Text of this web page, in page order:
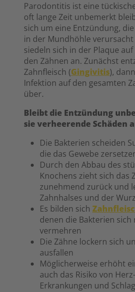
Parodontitis ist eine
oft lange Zeit unbemerkt
sich um eine Entzündung,
in der Mundhöhle verursacht
siedeln sich in der Plaque
den Zähnen an. Zunächst
Zahnfleisch (Gingivitis),
Infektion auf den gesamten
über.
Bleibt die Entzündung
sie verheerende Schäden
Die Bakterien scheiden
die das Gewebe
Durch den Abbau des
Knochens zieht sich das
zunehmend zurück und
Zahnhalses und der
Es bilden sich
denen die Bakterien
vermehren
Die Zähne lockern sich
ausfallen
Möglicherweise erhöht
auch das Risiko von
Erkrankungen und